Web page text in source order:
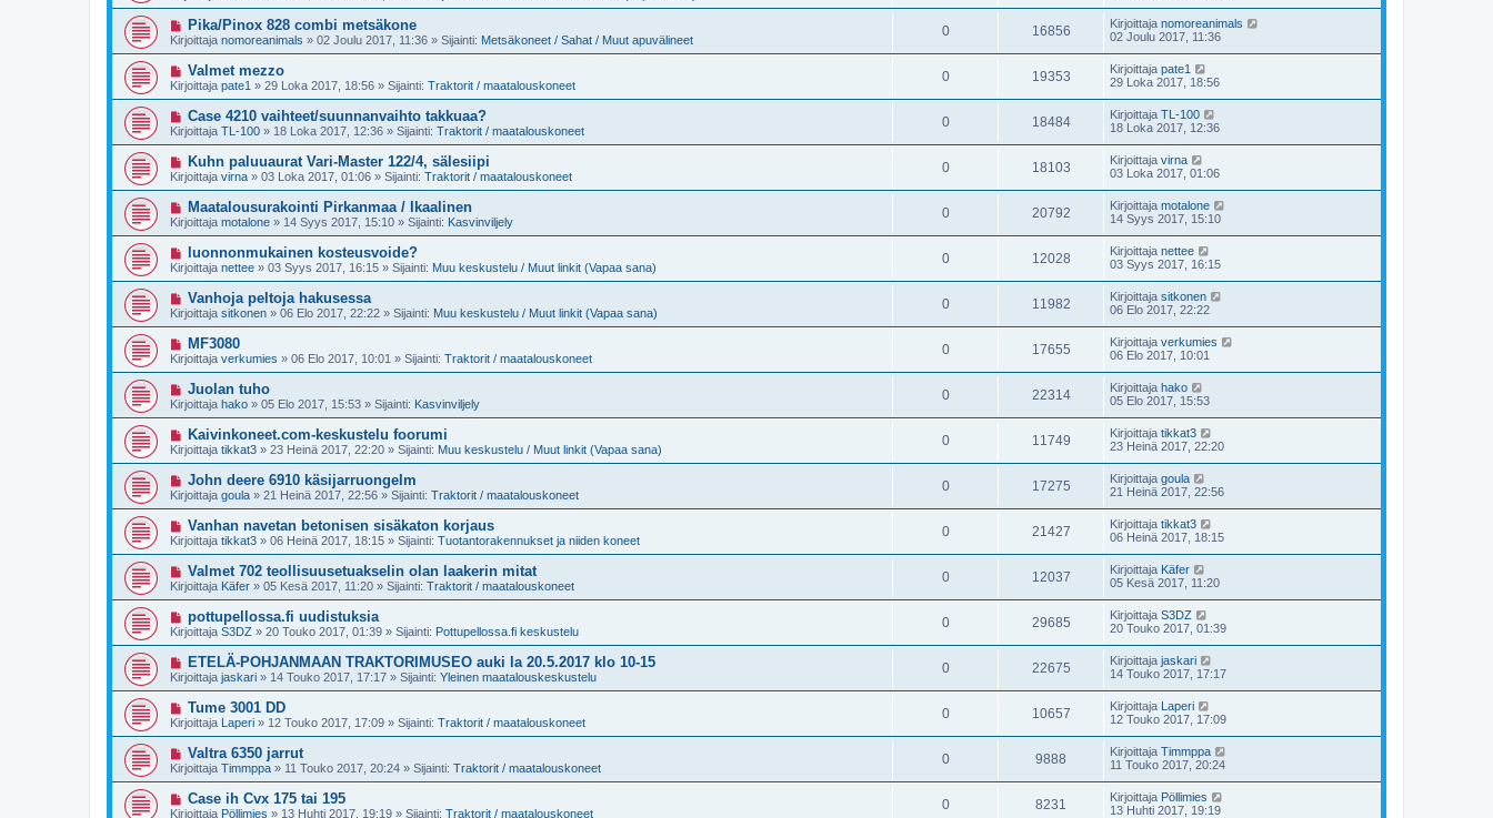
ie
t
i
s
v
i
e
s
t
i
U
u
s
i
e
s
t
i
Pika/Pinox 828 combi metsäkone
Kirjoittaja nomoreanimals » 02 Joulu 2017, 11:36 » Sijainti: Metsäkoneet / Sahat / Muut apuvälineet
0 16856 Kirjoittaja nomoreanimals
02 Joulu 2017, 11:36
U
u
s
v
i
e
t
i
Valmet mezzo
Kirjoittaja pate1 » 29 Loka 2017, 18:56 » Sijainti: Traktorit / maatalouskoneet
0 19353 Kirjoittaja pate1
29 Loka 2017, 18:56
U
u
s
v
i
e
t
i
Case 4210 vaihteet/suunnanvaihto takkuaa?
Kirjoittaja TL-100 » 18 Loka 2017, 12:36 » Sijainti: Traktorit / maatalouskoneet
0 18484 Kirjoittaja TL-100
18 Loka 2017, 12:36
U
u
s
v
i
e
t
i
Kuhn paluuaurat Vari-Master 122/4, sälesiipi
Kirjoittaja virna » 03 Loka 2017, 01:06 » Sijainti: Traktorit / maatalouskoneet
0 18103 Kirjoittaja virna
03 Loka 2017, 01:06
U
u
s
v
i
e
s
t
i
Maatalousurakointi Pirkanmaa / Ikaalinen
Kirjoittaja motalone » 14 Syys 2017, 15:10 » Sijainti: Kasvinviljely
0 20792 Kirjoittaja motalone
14 Syys 2017, 15:10
U
u
s
i
e
t
i
luonnonmukainen kosteusvoide?
Kirjoittaja nettee » 03 Syys 2017, 16:15 » Sijainti: Muu keskustelu / Muut linkit (Vapaa sana)
0 12028 Kirjoittaja nettee
03 Syys 2017, 16:15
U
u
s
v
i
e
s
t
i
Vanhoja peltoja hakusessa
Kirjoittaja sitkonen » 06 Elo 2017, 22:22 » Sijainti: Muu keskustelu / Muut linkit (Vapaa sana)
0 11982 Kirjoittaja sitkonen
06 Elo 2017, 22:22
U
u
s
v
i
e
t
i
MF3080
Kirjoittaja verkumies » 06 Elo 2017, 10:01 » Sijainti: Traktorit / maatalouskoneet
0 17655 Kirjoittaja verkumies
06 Elo 2017, 10:01
U
u
s
v
i
e
s
t
i
Juolan tuho
Kirjoittaja hako » 05 Elo 2017, 15:53 » Sijainti: Kasvinviljely
0 22314 Kirjoittaja hako
05 Elo 2017, 15:53
U
u
s
v
i
e
s
t
i
Kaivinkoneet.com-keskustelu foorumi
Kirjoittaja tikkat3 » 23 Heinä 2017, 22:20 » Sijainti: Muu keskustelu / Muut linkit (Vapaa sana)
0 11749 Kirjoittaja tikkat3
23 Heinä 2017, 22:20
U
u
s
i
e
s
t
i
John deere 6910 käsijarruongelm
Kirjoittaja goula » 21 Heinä 2017, 22:56 » Sijainti: Traktorit / maatalouskoneet
0 17275 Kirjoittaja goula
21 Heinä 2017, 22:56
U
u
s
i
e
s
t
i
Vanhan navetan betonisen sisäkaton korjaus
Kirjoittaja tikkat3 » 06 Heinä 2017, 18:15 » Sijainti: Tuotantorakennukset ja niiden koneet
0 21427 Kirjoittaja tikkat3
06 Heinä 2017, 18:15
U
u
s
i
e
t
i
Valmet 702 teollisuusetuakselin olan laakerin mitat
Kirjoittaja Käfer » 05 Kesä 2017, 11:20 » Sijainti: Traktorit / maatalouskoneet
0 12037 Kirjoittaja Käfer
05 Kesä 2017, 11:20
U
u
s
v
i
e
s
t
i
pottupellossa.fi uudistuksia
Kirjoittaja S3DZ » 20 Touko 2017, 01:39 » Sijainti: Pottupellossa.fi keskustelu
0 29685 Kirjoittaja S3DZ
20 Touko 2017, 01:39
U
u
s
i
e
s
t
i
ETELÄ-POHJANMAAN TRAKTORIMUSEO auki la 20.5.2017 klo 10-15
Kirjoittaja jaskari » 14 Touko 2017, 17:17 » Sijainti: Yleinen maatalouskeskustelu
0 22675 Kirjoittaja jaskari
14 Touko 2017, 17:17
U
u
s
i
e
s
t
Tume 3001 DD
Kirjoittaja Laperi » 12 Touko 2017, 17:09 » Sijainti: Traktorit / maatalouskoneet
0 10657 Kirjoittaja Laperi
12 Touko 2017, 17:09
U
u
s
v
Valtra 6350 jarrut
Kirjoittaja Timmppa » 11 Touko 2017, 20:24 » Sijainti: Traktorit / maatalouskoneet
0 9888 Kirjoittaja Timmppa
11 Touko 2017, 20:24
U
u
Case ih Cvx 175 tai 195
Kirjoittaja Pöllimies » 13 Huhti 2017, 19:19 » Sijainti: Traktorit / maatalouskoneet
0 8231 Kirjoittaja Pöllimies
13 Huhti 2017, 19:19